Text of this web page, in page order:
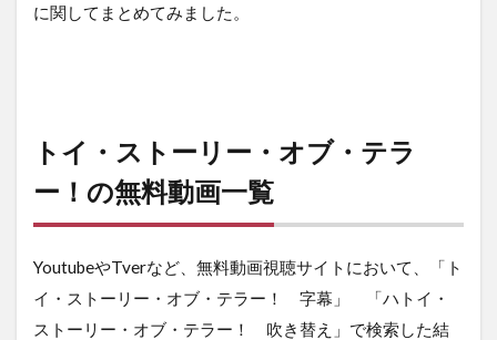
に関してまとめてみました。
トイ・ストーリー・オブ・テラ
ー！の無料動画一覧
YoutubeやTverなど、無料動画視聴サイトにおいて、「ト
イ・ストーリー・オブ・テラー！ 字幕」 「ハトイ・
ストーリー・オブ・テラー！ 吹き替え」で検索した結